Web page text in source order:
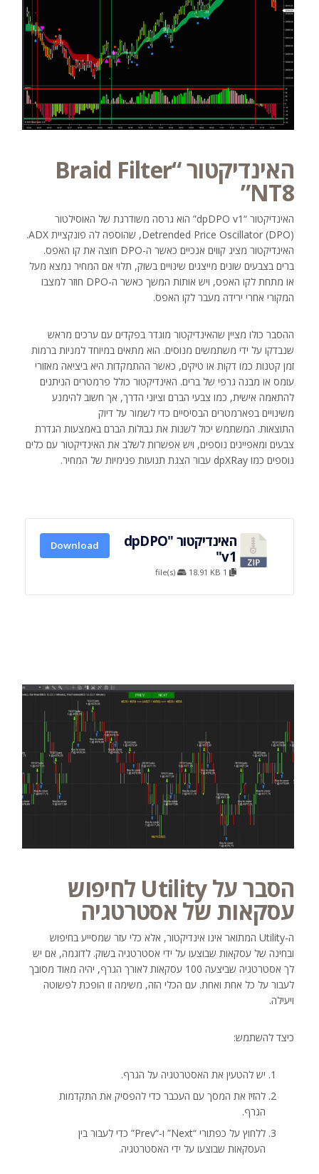
האינדיקטור “Braid Filter
NT8”
האינדיקטור “dpDPO v1” הוא גרסה משודרגת של האוסילטור
Detrended Price Oscillator (DPO), שהוספה לה פונקציית ADX.
האינדיקטור מציג קווים אנכיים כאשר ה-DPO חוצה את קו האפס.
ברים בצבעים שונים מייצגים שינויים בשוק, תלוי אם המחיר נמצא מעל
או מתחת לקו האפס, ויש אותות המשך כאשר ה-DPO חוזר למצבו
המקורי אחרי ירידה מעבר לקו האפס.
ההסבר כולו מציין שהאינדיקטור מוגדר בפקדים עם ערכים מראש
שנבדקו על ידי משתמשים מנוסים. הוא מתאים במיוחד למניות ברמות
זמן קטנות כמו דקות או טיקים, כאשר ההתמקדות היא ביציאה מאזורי
עומס או מבנה גרפי של ברים. האינדיקטור כולל פרמטרים הניתנים
להתאמה אישית, כמו צבעי הברם וציוני הדרך, אך חשוב להימנע
משינויים בפארמטרים הבסיסיים כדי לשמור על דיוק
התוצאות. המשתמש יכול לשנות את גבולות הברם באמצעות הגדרת
צבעים ומאפיינים נוספים, ויש אפשרות לשלב את האינדיקטור עם כלים
נוספים כמו dpXRay עבור הצגת תנועות פנימיות של המחיר.
האינדיקטור "dpDPO
v1"
18.91 KB
Download
הסבר על Utility לחיפוש
עסקאות של אסטרטגיה
ה-Utility המתואר אינו אינדיקטור, אלא כלי עזר שמסייע בחיפוש
ובחינה של עסקאות שבוצעו על ידי אסטרטגיה בשוק. לדוגמה, אם יש
לך אסטרטגיה שביצעה 100 עסקאות לאורך הגרף, יהיה מאוד מסובך
לעבור על כל אחת ואחת. עם הכלי הזה, משימה זו הופכת לפשוטה
ויעילה.
כיצד להשתמש:
יש להטעין את האסטרטגיה על הגרף.
להזיז את המסך עם העכבר כדי להפסיק את התקדמות
הגרף.
ללחוץ על כפתורי “Next” ו-“Prev” כדי לעבור בין
העסקאות שבוצעו על ידי האסטרטגיה.